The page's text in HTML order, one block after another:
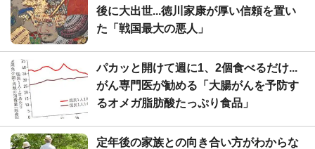
後に大出世...徳川家康が厚い信頼を置い
た「戦国最大の悪人」
パカッと開けて週に1、2個食べるだけ...
がん専門医が勧める「大腸がんを予防す
るオメガ脂肪酸たっぷり食品」
定年後の家族との向き合い方がわからな